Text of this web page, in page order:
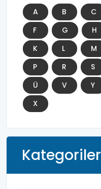
A B C
F
G H
K
L M
P
R S
Ü
V Y
X
Kategoriler